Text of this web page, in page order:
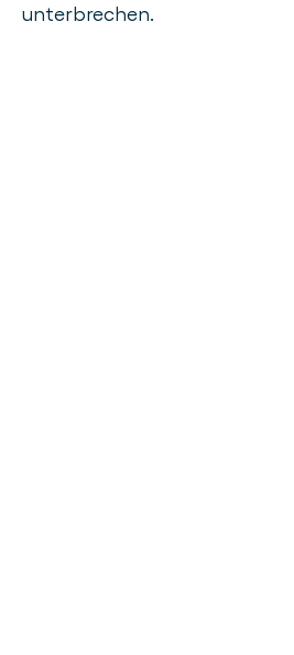
unterbrechen.